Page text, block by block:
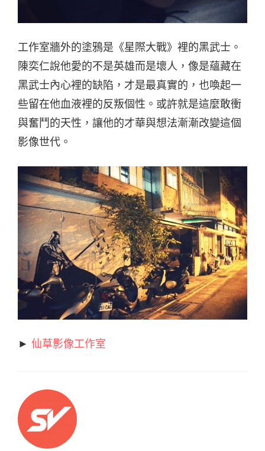
工作室牆外的塗鴉是《星際大戰》裡的黑武士。
陳奕仁說他愛的不是英雄而是壞人，像是蘊藏在
黑武士內心裡的缺陷，才是最真實的，也喚起一
些留在他血液裡的反叛個性。或許就是這麼敢衝
與奮鬥的天性，讓他的才華與想法漸漸改變這個
影像世代。
► 仙草影像工作室